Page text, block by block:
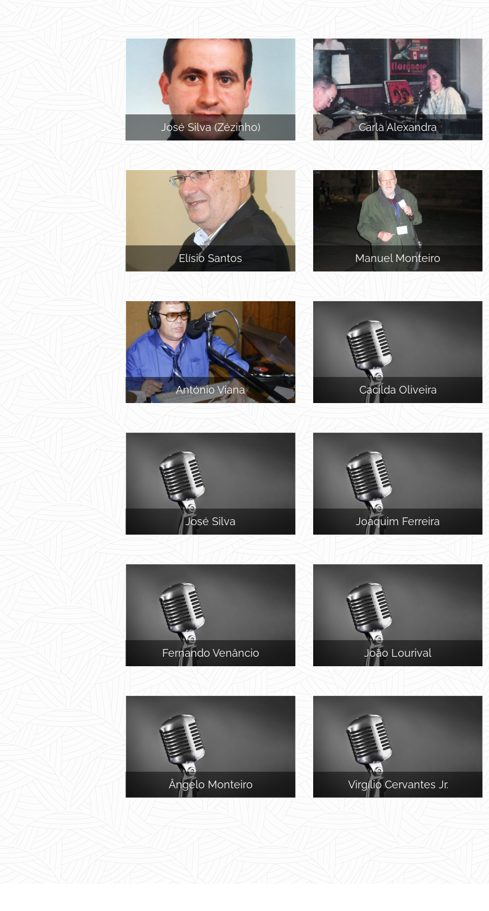
José Silva (Zézinho) Carla Alexandra
Elísio Santos Manuel Monteiro
António Viana Cacilda Oliveira
José Silva Joaquim Ferreira
Fernando Venâncio João Lourival
Ângelo Monteiro Virgílio Cervantes Jr.